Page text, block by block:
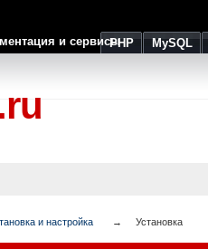
и сервисыPHP MySQL
и настройка Установка